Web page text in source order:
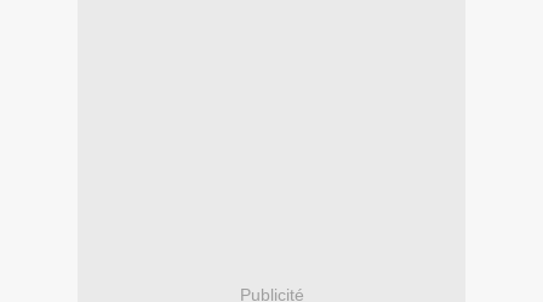
Publicité